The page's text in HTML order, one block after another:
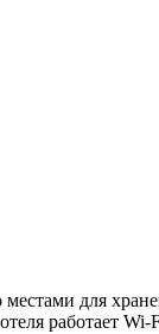
для
работает Wi-